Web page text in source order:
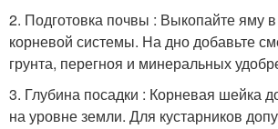
2. Подготовка почвы : Выкопайте яму
корневой системы. На дно добавьте
грунта, перегноя и минеральных
3. Глубина посадки : Корневая шейка
на уровне земли. Для кустарников